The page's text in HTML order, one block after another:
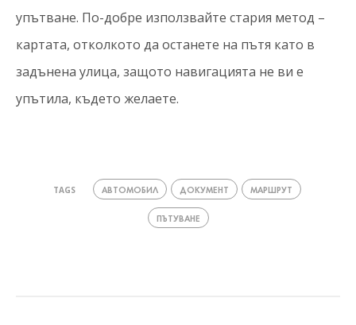
упътване. По-добре използвайте стария метод –
картата, отколкото да останете на пътя като в
задънена улица, защото навигацията не ви е
упътила, където желаете.
TAGS АВТОМОБИЛ ДОКУМЕНТ МАРШРУТ
ПЪТУВАНЕ